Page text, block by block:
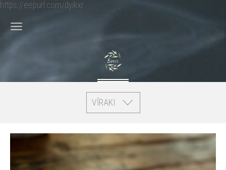
https://eepurl.com/dyikxr
VĪRAKI